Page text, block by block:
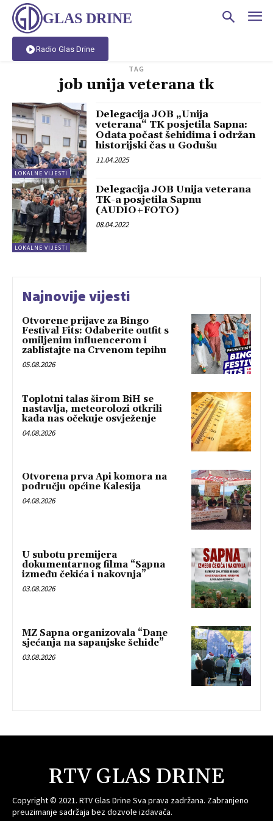
GLAS DRINE
Radio Glas Drine
TAG
job unija veterana tk
LOKALNE VIJESTI
Delegacija JOB „Unija
veterana“ TK posjetila Sapna:
Odata počast šehidima i održan
historijski čas u Godušu
11.04.2025
LOKALNE VIJESTI
Delegacija JOB Unija veterana
TK-a posjetila Sapnu
(AUDIO+FOTO)
08.04.2022
Najnovije vijesti
Otvorene prijave za Bingo
Festival Fits: Odaberite outfit s
omiljenim influencerom i
zablistajte na Crvenom tepihu
05.08.2026
Toplotni talas širom BiH se
nastavlja, meteorolozi otkrili
kada nas očekuje osvježenje
04.08.2026
Otvorena prva Api komora na
području općine Kalesija
04.08.2026
U subotu premijera
dokumentarnog filma “Sapna
između čekića i nakovnja”
03.08.2026
MZ Sapna organizovala “Dane
sjećanja na sapanjske šehide”
03.08.2026
RTV GLAS DRINE
Copyright © 2021. RTV Glas Drine Sva prava zadržana. Zabranjeno
preuzimanje sadržaja bez dozvole izdavača.